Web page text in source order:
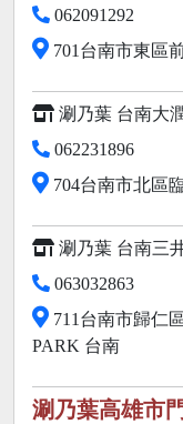
062091292
701台南市東區
涮乃葉 台南大
062231896
704台南市北區
涮乃葉 台南三
063032863
711台南市歸仁
PARK 台南
涮乃葉高雄市